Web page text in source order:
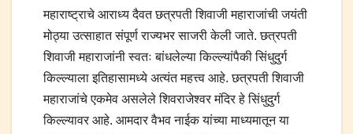
महाराष्ट्राचे आराध्य दैवत छत्रपती शिवाजी महाराजांची जयंती
मोठ्या उत्साहात संपूर्ण राज्यभर साजरी केली जाते. छत्रपती
शिवाजी महाराजांनी स्वतः बांधलेल्या किल्ल्यांपैकी सिंधुदुर्ग
किल्ल्याला इतिहासामध्ये अत्यंत महत्त्व आहे. छत्रपती शिवाजी
महाराजांचे एकमेव असलेले शिवराजेश्वर मंदिर हे सिंधुदुर्ग
किल्ल्यावर आहे. आमदार वैभव नाईक यांच्या माध्यमातून या